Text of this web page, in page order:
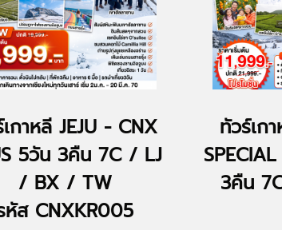
กาหลี JEJU - CNX
5วัน 3คืน 7C / LJ
/ BX / TW
หัส CNXKR005
ทัวร์เก
3คืน